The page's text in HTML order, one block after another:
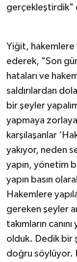
gerçekleştirdik"
Yiğit, hakemlere
ederek, "Son
hataları ve
saldırılardan
bir şeyler
yapmaya
karşılaşanlar
yakıyor, neden
yapın, yönetim
yapın basın
Hakemlere
gereken şeyler
takımların
olduk. Dedik bir
doğru söylüyor.